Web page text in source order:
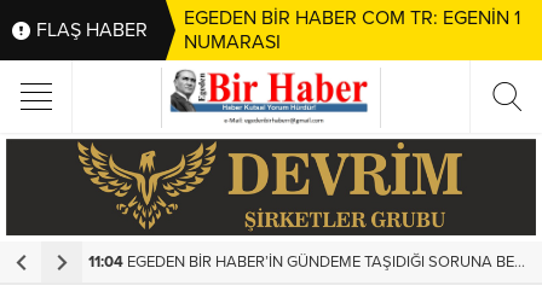
FLAŞ HABER
EGEDEN BİR HABER COM TR: EGENİN 1
NUMARASI
11:04 EGEDEN BİR HABER’İN GÜNDEME TAŞIDIĞI SORUNA BELEDİYEDEN HIZLI MÜDAHALE